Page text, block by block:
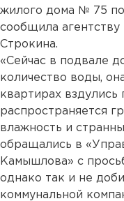
жилого дома № 75
сообщила
Строкина.
«Сейчас в подвале
количество воды,
квартирах вздулись
распространяется
влажность и
обращались в
Камышлова» с
однако так и не
коммунальной